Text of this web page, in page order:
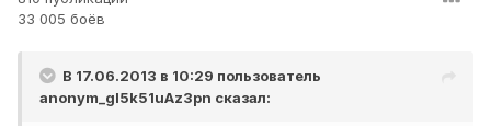
33 005 боёв
В 17.06.2013 в 10:29 пользователь
anonym_gI5k51uAz3pn сказал: